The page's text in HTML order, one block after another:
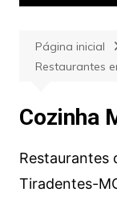
Página inicial
Restaurantes
Cozinha
Restaurantes
Tiradentes-